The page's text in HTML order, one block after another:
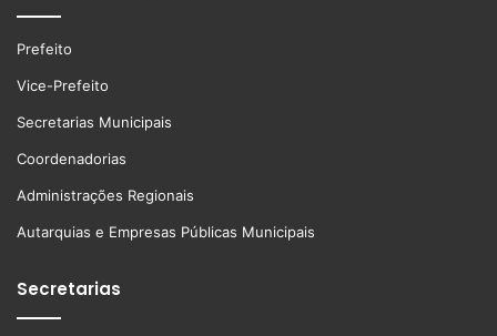
Prefeito
Vice-Prefeito
Secretarias Municipais
Coordenadorias
Administrações Regionais
Autarquias e Empresas Públicas Municipais
Secretarias